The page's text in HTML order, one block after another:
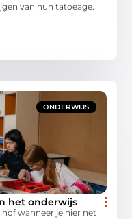
van hun tatoeage.
ONDERWIJS
het onderwijs
wanneer je hier net